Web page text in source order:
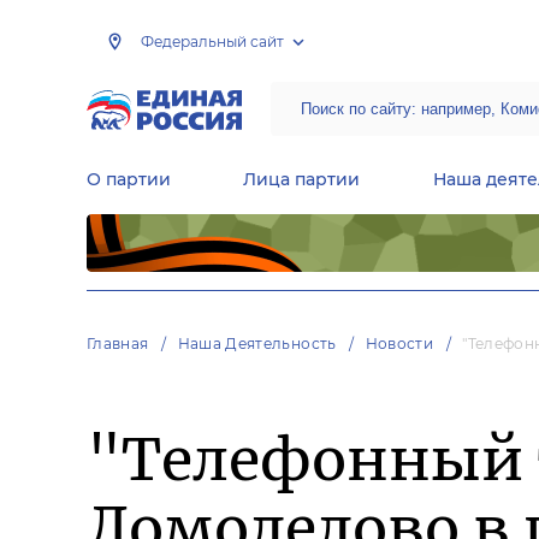
Федеральный сайт
О партии Лица партии Наша
Главная Наша Деятельность Новости
"Телефонный